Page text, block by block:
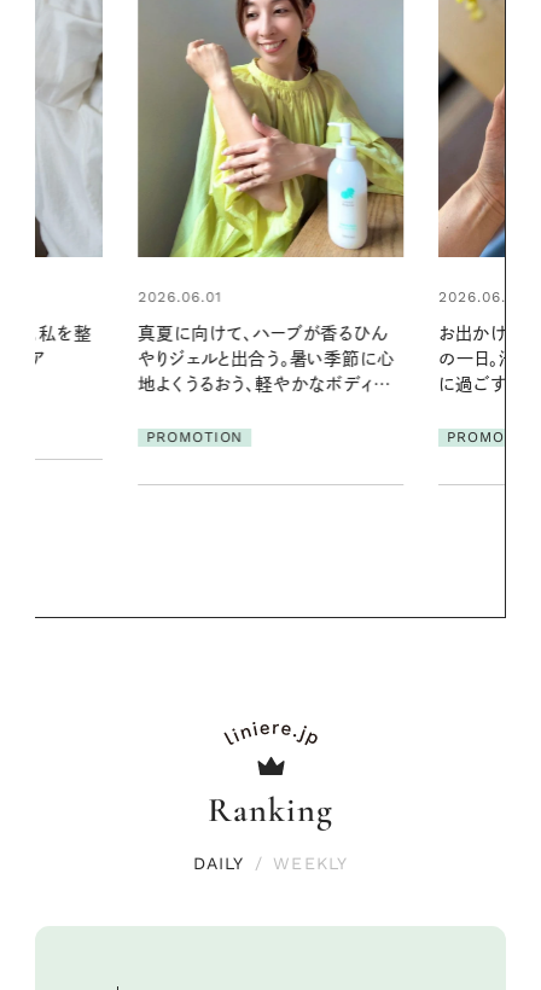
が香るひん
い季節に心
2026.06.01
お出かけ前のひと手間で変わる、夏
の一日。汗ばむ季節を「ごきげん」
に過ごす私の新習慣
PROMOTION
2026.07.21
発・ベーリングの
リーとの重
Ranking
DAILY / WEEKLY